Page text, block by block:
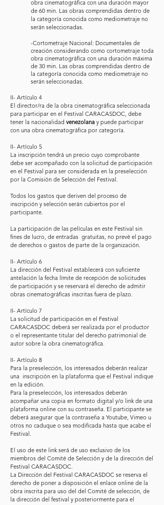
obra cinematográfica con una duración mayor
de 60 min. Las obras comprendidas dentro de
la categoría conocida como mediometraje no
serán seleccionadas.
-Cortometraje Nacional: Documentales de
creación considerando como cortometraje toda
obra cinematográfica con una duración máxima
de 30 min. Las obras comprendidas dentro de
la categoría conocida como mediometraje no
serán seleccionadas.
II- Artículo 4
El director/ra de la obra cinematográfica seleccionada
para participar en el Festival CARACASDOC, debe
tener la nacionalidad venezolana y puede participar
con una obra cinematográfica por categoría.
II- Artículo 5
La inscripción tendrá un precio cuyo comprobante
debe ser acompañado con la solicitud de participación
en el Festival para ser considerada en la preselección
por la Comisión de Selección del Festival.
Todos los gastos que deriven del proceso de
inscripción y selección serán cubiertos por el
participante.
La participación de las películas en este Festival sin
fines de lucro, de entradas gratuitas, no prevé el pago
de derechos o gastos de parte de la organización.
II- Artículo 6
La dirección del Festival establecerá con suficiente
antelación la fecha límite de recepción de solicitudes
de participación y se reservará el derecho de admitir
obras cinematográficas inscritas fuera de plazo.
II- Artículo 7
La solicitud de participación en el Festival
CARACASDOC deberá ser realizada por el productor
o el representante titular del derecho patrimonial de
autor sobre la obra cinematográfica.
II- Artículo 8
Para la preselección, los interesados deberán realizar
una inscripción en la plataforma que el Festival indique
en la edición.
Para la preselección, los interesados deberán
acompañar una copia en formato digital y/o link de una
plataforma online con su contraseña. El participante se
deberá asegurar que la contraseña a Youtube, Vimeo u
otros no caduque o sea modificada hasta que acabe el
Festival.
El uso de este link será de uso exclusivo de los
miembros del Comité de Selección y de la dirección del
Festival CARACASDOC.
La Dirección del Festival CARACASDOC se reserva el
derecho de poner a disposición el enlace online de la
obra inscrita para uso del del Comité de selección, de
la dirección del festival y posteriormente para el